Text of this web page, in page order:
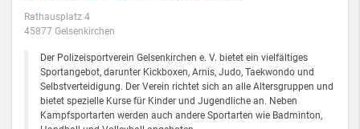
Rathausplatz 4
45877 Gelsenkirchen
Der Polizeisportverein Gelsenkirchen e. V. bietet ein vielfältiges
Sportangebot, darunter Kickboxen, Arnis, Judo, Taekwondo und
Selbstverteidigung. Der Verein richtet sich an alle Altersgruppen und
bietet spezielle Kurse für Kinder und Jugendliche an. Neben
Kampfsportarten werden auch andere Sportarten wie Badminton,